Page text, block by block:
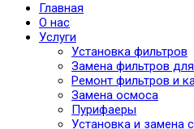
Главная
О нас
Услуги
Установка фильтров
Замена фильтров
Ремонт фильтров и
Замена осмоса
Пурифаеры
Установка и замена